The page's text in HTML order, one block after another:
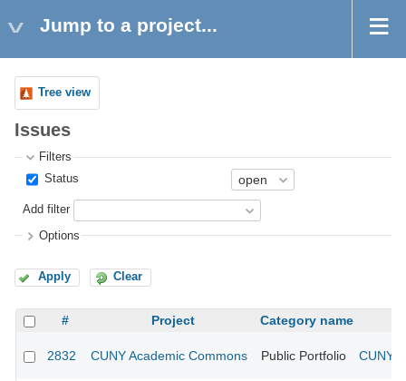
Jump to a project...
Tree view
Issues
Filters
Status
Add filter
Options
Apply Clear
# Project Category name
2832 CUNY Academic Commons Public Portfolio CUNY